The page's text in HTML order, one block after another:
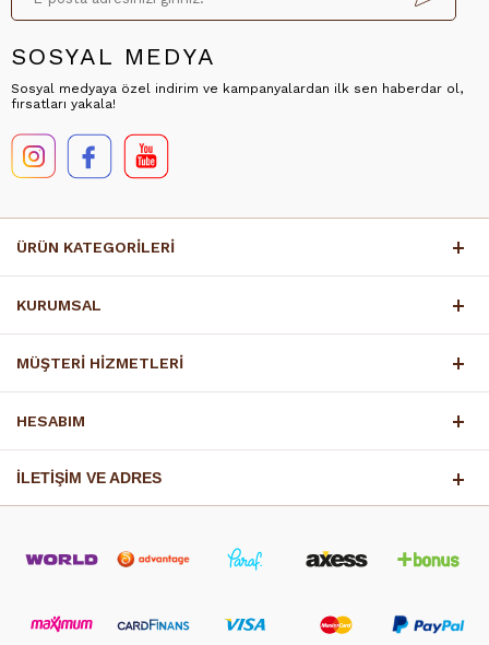
SOSYAL MEDYA
Sosyal medyaya özel indirim ve kampanyalardan ilk sen haberdar ol,
fırsatları yakala!
ÜRÜN KATEGORİLERİ
KURUMSAL
MÜŞTERİ HİZMETLERİ
HESABIM
İLETİŞİM VE ADRES